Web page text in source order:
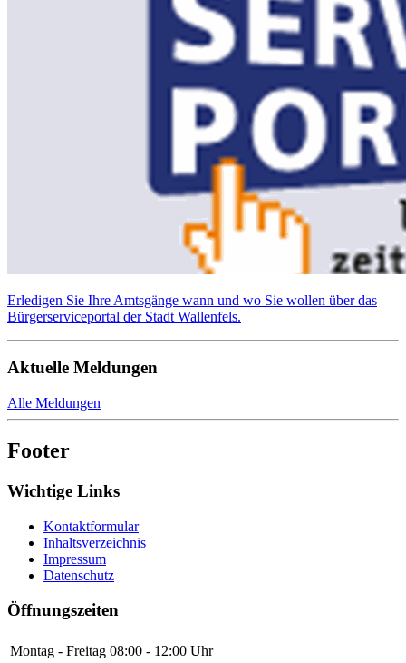
Erledigen Sie Ihre Amtsgänge wann und wo Sie wollen über das
Bürgerserviceportal der Stadt Wallenfels.
Aktuelle Meldungen
Alle Meldungen
Footer
Wichtige Links
Kontaktformular
Inhaltsverzeichnis
Impressum
Datenschutz
Öffnungszeiten
Montag - Freitag 08:00 - 12:00 Uhr